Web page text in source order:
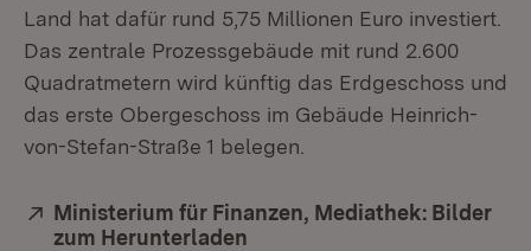
Land hat dafür rund 5,75 Millionen Euro investiert.
Das zentrale Prozessgebäude mit rund 2.600
Quadratmetern wird künftig das Erdgeschoss und
das erste Obergeschoss im Gebäude Heinrich-
von-Stefan-Straße 1 belegen.
Extern:
Ministerium für Finanzen, Mediathek: Bilder
zum Herunterladen